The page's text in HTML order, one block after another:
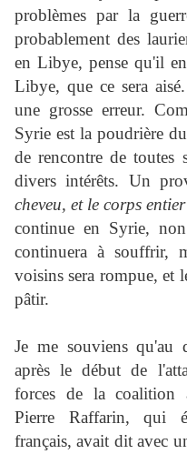
problèmes par la
probablement des
en Libye, pense qu'il
Libye, que ce sera
une grosse erreur.
Syrie est la poudrière
de rencontre de toutes
divers intérêts. Un
cheveu, et le corps
continue en Syrie,
continuera à souffrir,
voisins sera rompue, et
pâtir.
Je me souviens
après le début de
forces de la coalition
Pierre Raffarin, qui
français, avait dit avec